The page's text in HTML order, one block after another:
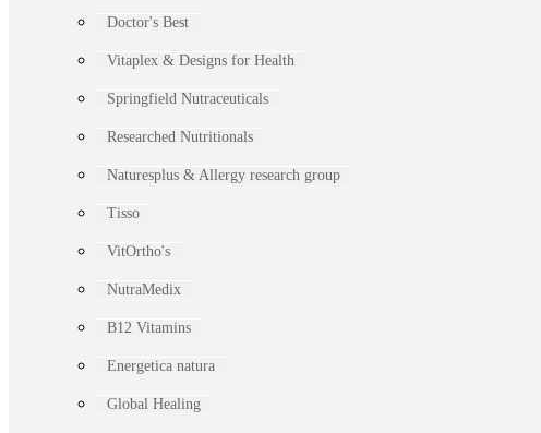
Doctor's Best
Vitaplex & Designs for Health
Springfield Nutraceuticals
Researched Nutritionals
Naturesplus & Allergy research group
Tisso
VitOrtho's
NutraMedix
B12 Vitamins
Energetica natura
Global Healing